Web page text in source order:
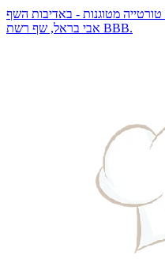
מטוגנות - באדיבות השף
אבי בראל, שף רשת BBB.